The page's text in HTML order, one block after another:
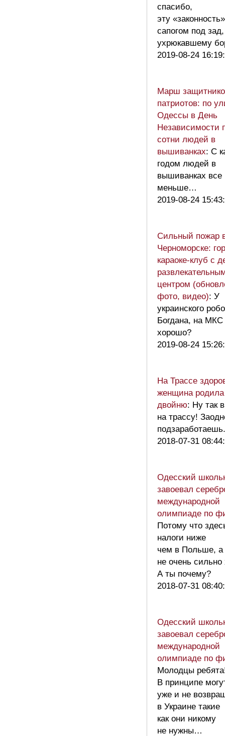
спасибо,
эту
сапогом под
ухрюкавшему
2019-08-24
Марш
патриотов: по
Одессы в День
Независимости
сотни людей в
вышиванках: С
годом людей в
вышиванках все
меньше…
2019-08-24
Сильный пожар
Черноморске:
караоке-клуб с
центром
фото, видео): У
украинского
Богдана, на МКС
хорошо?
2019-08-24
На Трассе
женщина родила
двойню: Ну так
на трассу!
подзаработаешь.
2018-07-31
Одесский
завоевал
международной
олимпиаде по
Потому что
налоги ниже
чем в Польше, а
не очень сильно
А ты почему?
2018-07-31
Одесский
завоевал
международной
олимпиаде по
Молодцы
В принципе
уже и не
в Украине такие
как они никому
не нужны…